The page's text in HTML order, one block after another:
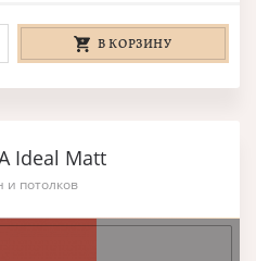
В КОРЗИНУ
Ideal Matt
и потолков